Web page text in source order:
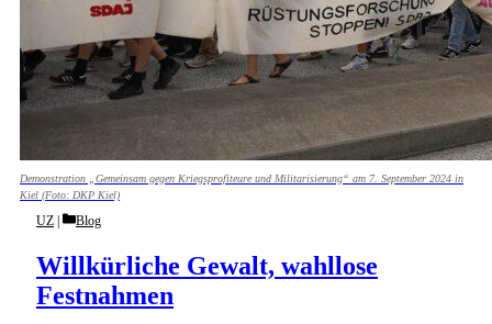
Demonstration „Gemeinsam gegen Kriegsprofiteure und Militarisierung“ am 7. September 2024 in
Kiel (Foto: DKP Kiel)
Willkürliche Gewalt, wahllose
Festnahmen
UZ Categories
Blog